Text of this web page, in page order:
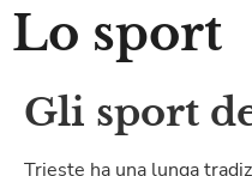
Lo sport
Gli sport
Trieste ha una lunga